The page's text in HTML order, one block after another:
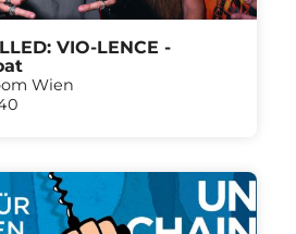
VIO-LENCE -
Wien